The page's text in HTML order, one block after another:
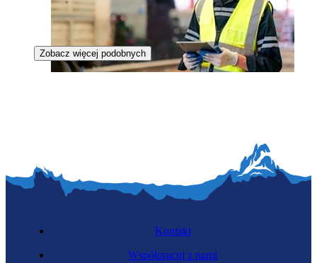
Zobacz więcej podobnych
Kontakt
Współpracuj z nami